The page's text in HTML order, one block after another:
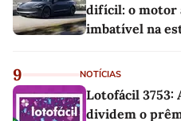
difícil: o motor
imbatível na
9 NOTÍCIAS
Lotofácil 3753:
dividem o